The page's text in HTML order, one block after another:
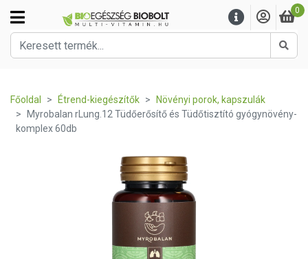
0
Főoldal Étrend-kiegészítők
Növényi porok, kapszulák
Myrobalan rLung.12 Tüdőerősítő és Tüdőtisztító gyógynövény-
komplex 60db